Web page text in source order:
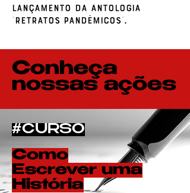
lançamento da Antologia
“Retratos Pandêmicos”.
Conheça
nossas ações
#CURSO
Como
Escrever uma
História